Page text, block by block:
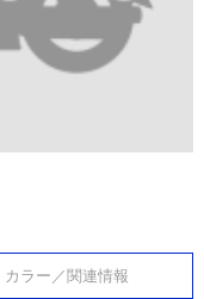
カラー／関連情報